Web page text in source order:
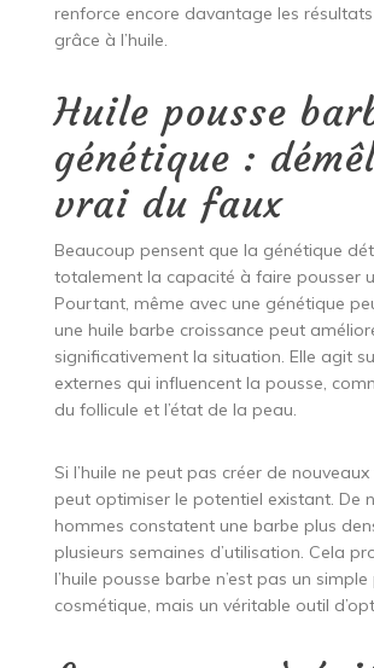
renforce encore davantage les
grâce à l’huile.
Huile pousse
génétique :
vrai du faux
Beaucoup pensent que la génétique
totalement la capacité à faire pousser
Pourtant, même avec une génétique
une huile barbe croissance peut
significativement la situation. Elle agit
externes qui influencent la pousse,
du follicule et l’état de la peau.
Si l’huile ne peut pas créer de nouveaux
peut optimiser le potentiel existant. De
hommes constatent une barbe plus
plusieurs semaines d’utilisation. Cela
l’huile pousse barbe n’est pas un
cosmétique, mais un véritable outil